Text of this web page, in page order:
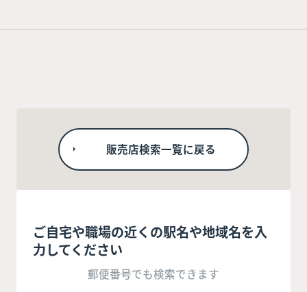
販売店検索一覧に戻る
ご自宅や職場の近くの駅名や地域名を入
力してください
郵便番号でも検索できます